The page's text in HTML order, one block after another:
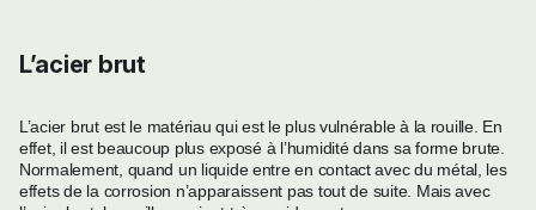
L’acier brut
L’acier brut est le matériau qui est le plus vulnérable à la rouille. En
effet, il est beaucoup plus exposé à l’humidité dans sa forme brute.
Normalement, quand un liquide entre en contact avec du métal, les
effets de la corrosion n’apparaissent pas tout de suite. Mais avec